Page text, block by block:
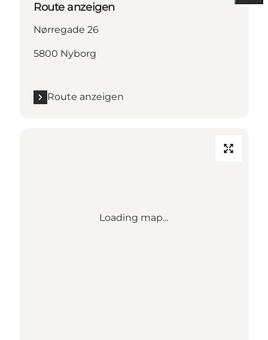
Route anzeigen
Nørregade 26
5800 Nyborg
Route anzeigen
Loading map...